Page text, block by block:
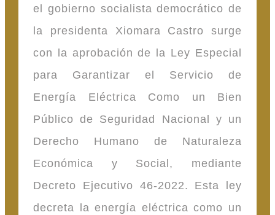
el gobierno socialista democrático de
la presidenta Xiomara Castro surge
con la aprobación de la Ley Especial
para Garantizar el Servicio de
Energía Eléctrica Como un Bien
Público de Seguridad Nacional y un
Derecho Humano de Naturaleza
Económica y Social, mediante
Decreto Ejecutivo 46-2022. Esta ley
decreta la energía eléctrica como un